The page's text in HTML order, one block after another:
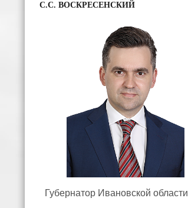
С.С. ВОСКРЕСЕНСКИЙ
Губернатор Ивановской области